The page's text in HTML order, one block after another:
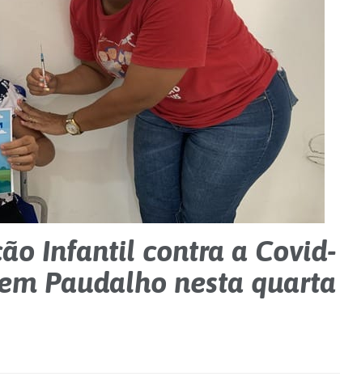
Infantil contra a Covid-
Paudalho nesta quarta